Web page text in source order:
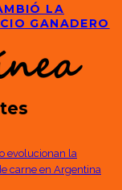
LA
GANADERO
evolucionan la
carne en Argentina